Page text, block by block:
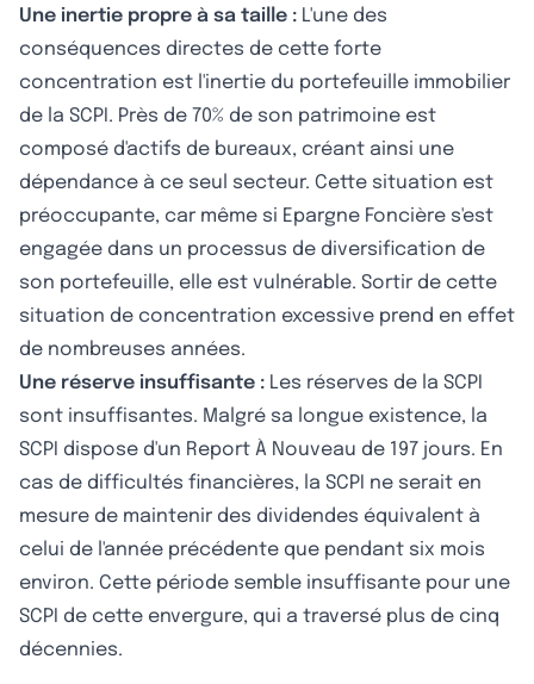
Une inertie propre à sa taille : L'une des
conséquences directes de cette forte
concentration est l'inertie du portefeuille immobilier
de la SCPI. Près de 70% de son patrimoine est
composé d'actifs de bureaux, créant ainsi une
dépendance à ce seul secteur. Cette situation est
préoccupante, car même si Epargne Foncière s'est
engagée dans un processus de diversification de
son portefeuille, elle est vulnérable. Sortir de cette
situation de concentration excessive prend en effet
de nombreuses années.
Une réserve insuffisante : Les réserves de la SCPI
sont insuffisantes. Malgré sa longue existence, la
SCPI dispose d'un Report À Nouveau de 197 jours. En
cas de difficultés financières, la SCPI ne serait en
mesure de maintenir des dividendes équivalent à
celui de l'année précédente que pendant six mois
environ. Cette période semble insuffisante pour une
SCPI de cette envergure, qui a traversé plus de cinq
décennies.